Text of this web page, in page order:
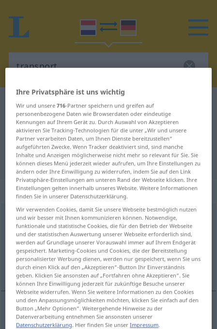
Niederländisch-Deutsch Wörterbuch
Niederländisch-Deutsch
Übersetzung für "transport"
"transport" Deutsch Übersetzung
„transport“: onzijdig
transportn
Übersicht aller Übersetzungen
(Für mehr Details die Übersetzung anklicken/antippen)
Transport, Übertragung, Beförderung
Transportm transport
Ihre Privatsphäre ist uns wichtig
Wir und unsere716-Partner speichern und greifen auf
personenbezogene Daten wie Browserdaten oder eindeutige
Kennungen auf Ihrem Gerät zu. Durch Auswahl von Akzeptieren
aktivieren Sie Tracking-Technologien für die unter „Wir und unsere
Partner verarbeiten Daten, um Ihnen Dienste bereitzustellen“
aufgeführten Zwecke. Wenn Tracker deaktiviert sind, sind manche
Inhalte und Anzeigen möglicherweise nicht mehr so relevant für Sie. Sie
können dieses Menü jederzeit wieder aufrufen, um Ihre Einstellungen zu
ändern oder Ihre Einwilligung zu widerrufen, indem Sie auf den Link
Privatsphäre-Einstellungen am unteren Rand der Webseite klicken. Ihre
Einstellungen gelten innerhalb unseres Website. Weitere Informationen
finden Sie in unserer Datenschutzerklärung.
Wir verwenden Cookies, damit Sie unsere Webseite bestmöglich nutzen
und wir besser mit Ihnen kommunizieren können. Notwendige,
funktionale und statistische Cookies, die für den Betrieb der Webseite
und der statistischen Auswertung unserer Webseite erforderlich sind,
werden auf Grundlage unserer Vorauswahl immer auf Ihrem Endgerät
gespeichert. Marketing-Cookies und Cookies, die der Bereitstellung
personalisierter Werbung dienen, werden nur gespeichert, wenn Sie uns
durch einen Klick auf den „Akzeptieren“-Button Ihr Einverständnis
geben. Klicken Sie ansonsten auf „Fortfahren ohne Akzeptieren“. Sie
können Ihre Einwilligung jederzeit für zukünftige Besuche unserer
Webseite widerrufen. Wenn Sie weitere Informationen zu den Cookies
und den Anpassungsmöglichkeiten möchten, klicken Sie einfach auf den
Button „Mehr Optionen“. Weitergehende Hinweise zu der
Datenverarbeitung entnehmen Sie ansonsten unserer
Datenschutzerklärung. Hier finden Sie unserImpressum.